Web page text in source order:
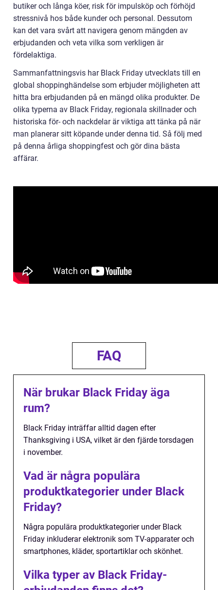
butiker och långa köer, risk för impulsköp och förhöjd
stressnivå hos både kunder och personal. Dessutom
kan det vara svårt att navigera genom mängden av
erbjudanden och veta vilka som verkligen är
fördelaktiga.
Sammanfattningsvis har Black Friday utvecklats till en
global shoppinghändelse som erbjuder möjligheten att
hitta bra erbjudanden på en mängd olika produkter. De
olika typerna av Black Friday, regionala skillnader och
historiska för- och nackdelar är viktiga att tänka på när
man planerar sitt köpande under denna tid. Så följ med
på denna årliga shoppingfest och gör dina bästa
affärar.
FAQ
När brukar Black Friday äga
rum?
Black Friday inträffar alltid dagen efter
Thanksgiving i USA, vilket är den fjärde torsdagen
i november.
Vad är några populära
produktkategorier under Black
Friday?
Några populära produktkategorier under Black
Friday inkluderar elektronik som TV-apparater och
smartphones, kläder, sportartiklar och skönhet.
Vilka typer av Black Friday-